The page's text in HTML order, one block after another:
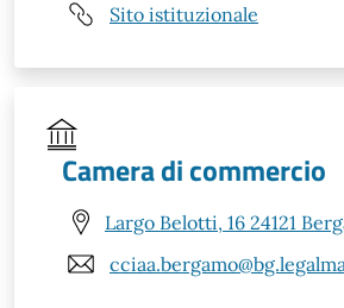
Sito istituzionale
Camera di commercio
Largo Belotti, 16 24121